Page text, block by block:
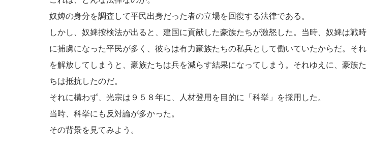
奴婢の身分を調査して平民出身だった者の立場を回復する法律である。
しかし、奴婢按検法が出ると、建国に貢献した豪族たちが激怒した。当時、奴婢は戦時
に捕虜になった平民が多く、彼らは有力豪族たちの私兵として働いていたからだ。それ
を解放してしまうと、豪族たちは兵を減らす結果になってしまう。それゆえに、豪族た
ちは抵抗したのだ。
それに構わず、光宗は９５８年に、人材登用を目的に「科挙」を採用した。
当時、科挙にも反対論が多かった。
その背景を見てみよう。